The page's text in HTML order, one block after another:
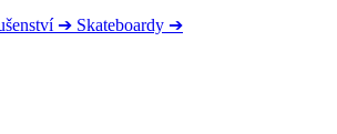
➔ Skateboardy ➔